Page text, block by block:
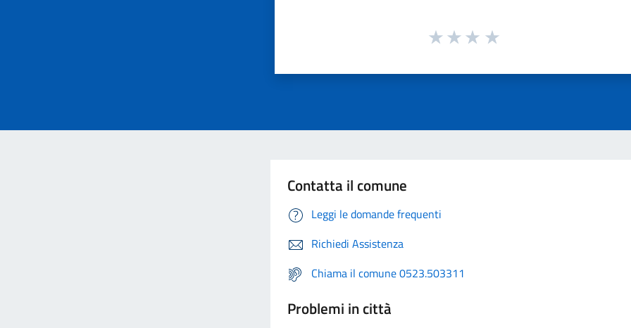
Contatta il comune
Leggi le domande frequenti
Richiedi Assistenza
Chiama il comune 0523.503311
Problemi in città